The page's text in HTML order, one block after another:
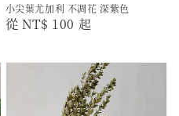
小尖葉尤加利 不凋花 深紫色
Regular
從 NT$ 100 起